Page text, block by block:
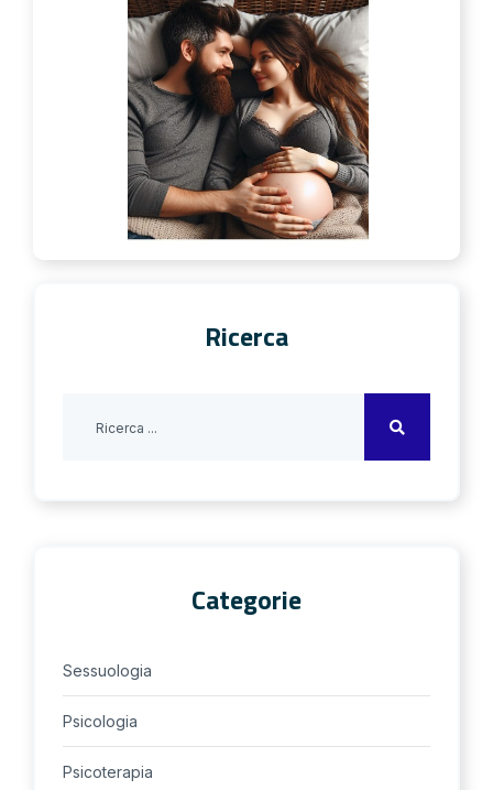
Ricerca
Categorie
Sessuologia
Psicologia
Psicoterapia